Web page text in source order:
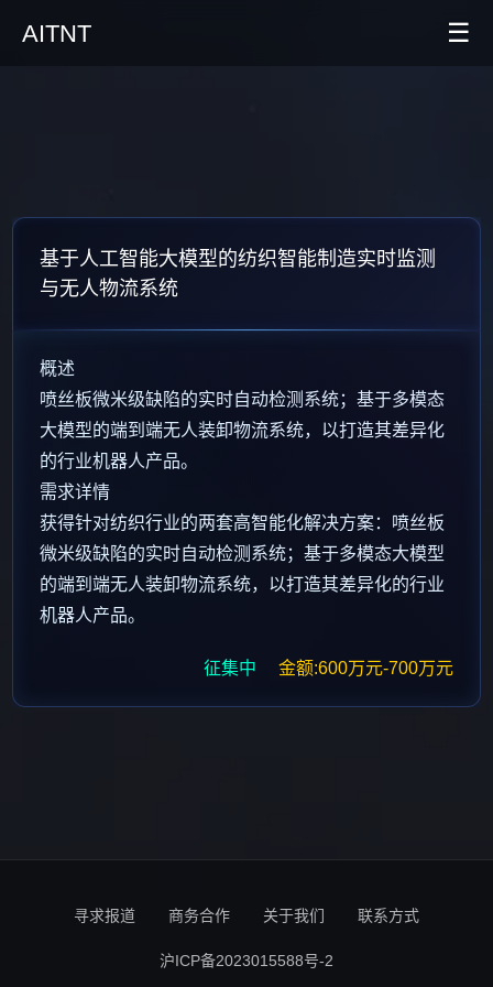
AITNT
AITNT APP
☰
基于人工智能大模型的纺织智能制造实时监测
与无人物流系统
概述
喷丝板微米级缺陷的实时自动检测系统；基于多模态
大模型的端到端无人装卸物流系统，以打造其差异化
的行业机器人产品。
需求详情
获得针对纺织行业的两套高智能化解决方案：喷丝板
微米级缺陷的实时自动检测系统；基于多模态大模型
的端到端无人装卸物流系统，以打造其差异化的行业
机器人产品。
征集中 金额:600万元-700万元
寻求报道 商务合作 关于我们 联系方式
沪ICP备2023015588号-2